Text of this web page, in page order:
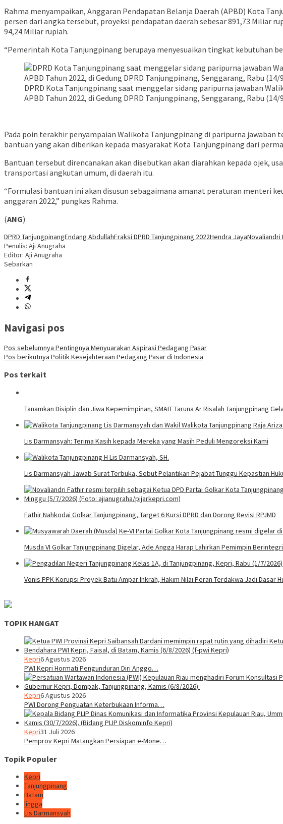
Rahma menyampaikan, Anggaran Pendapatan Belanja Daerah (APBD) Kota
persen dari angka tersebut, proyeksi pendapatan daerah sebesar 891,73 Miliar
94,24 Miliar rupiah.
“Pemerintah Kota Tanjungpinang berupaya menyesuaikan tingkat kebutuhan
DPRD Kota Tanjungpinang saat menggelar sidang paripurna jawaban
APBD Tahun 2022, di Gedung DPRD Tanjungpinang, Senggarang, Rabu
Pada poin terakhir penyampaian Walikota Tanjungpinang di paripurna jawaban
bantuan yang akan diberikan kepada masyarakat Kota Tanjungpinang dari
Bantuan tersebut direncanakan akan disebutkan akan diarahkan kepada ojek,
transportasi angkutan umum, di daerah itu.
“Formulasi bantuan ini akan disusun sebagaimana amanat peraturan menteri
anggaran 2022,” pungkas Rahma.
(ANG)
DPRD TanjungpinangEndang AbdullahFraksi DPRD Tanjungpinang 2022Hendra JayaNovaliandri
Penulis: Aji Anugraha
Editor: Aji Anugraha
Sebarkan
Navigasi pos
Pos sebelumnya Pentingnya Menyuarakan Aspirasi Pedagang Pasar
Pos berikutnya Politik Kesejahteraan Pedagang Pasar di Indonesia
Pos terkait
Tanamkan Disiplin dan Jiwa Kepemimpinan, SMAIT Taruna Ar Risalah Tanjungpinang
Lis Darmansyah: Terima Kasih kepada Mereka yang Masih Peduli Mengoreksi Kami
Lis Darmansyah Jawab Surat Terbuka, Sebut Pelantikan Pejabat Tunggu Kepastian
Fathir Nahkodai Golkar Tanjungpinang, Target 6 Kursi DPRD dan Dorong Revisi RPJMD
Musda VI Golkar Tanjungpinang Digelar, Ade Angga Harap Lahirkan Pemimpin
Vonis PPK Korupsi Proyek Batu Ampar Inkrah, Hakim Nilai Peran Terdakwa Jadi Dasar
TOPIK HANGAT
Kepri6 Agustus 2026
PWI Kepri Hormati Pengunduran Diri Anggo…
Kepri6 Agustus 2026
PWI Dorong Penguatan Keterbukaan Informa…
Kepri31 Juli 2026
Pemprov Kepri Matangkan Persiapan e-Mone…
Topik Populer
Kepri
Tanjungpinang
Batam
lingga
Lis Darmansyah